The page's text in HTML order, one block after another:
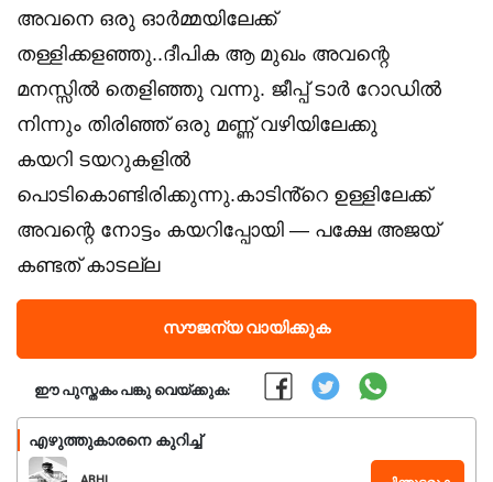
അവനെ ഒരു ഓർമ്മയിലേക്ക്
തള്ളിക്കളഞ്ഞു..ദീപിക ആ മുഖം അവന്റെ
മനസ്സിൽ തെളിഞ്ഞു വന്നു. ജീപ്പ് ടാർ റോഡിൽ
നിന്നും തിരിഞ്ഞ് ഒരു മണ്ണ് വഴിയിലേക്കു
കയറി ടയറുകളിൽ
പൊടികൊണ്ടിരിക്കുന്നു.കാടിൻ്റെ ഉള്ളിലേക്ക്
അവന്റെ നോട്ടം കയറിപ്പോയി — പക്ഷേ അജയ്
കണ്ടത് കാടല്ല
സൗജന്യ വായിക്കുക
ഈ പുസ്തകം പങ്കു വെയ്ക്കുക:
എഴുത്തുകാരനെ കുറിച്ച്